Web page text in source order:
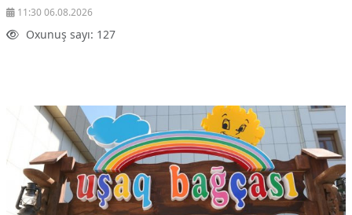
11:30 06.08.2026
Oxunuş sayı: 127